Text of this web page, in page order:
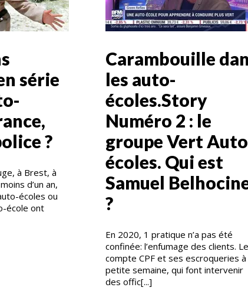
série
?
à Brest, à
d’un an,
écoles ou
école ont
Carambouille
les auto-
écoles.Story
Numéro 2 : le
groupe Vert Auto
écoles. Qui est
Samuel
?
En 2020, 1 pratique n’a pas été
confinée: l’enfumage des clients. Le
compte CPF et ses escroqueries à
petite semaine, qui font intervenir
des offic[...]